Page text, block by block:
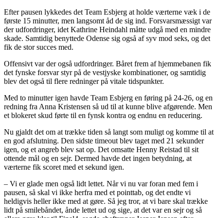
Efter pausen lykkedes det Team Esbjerg at holde værterne væk i de
første 15 minutter, men langsomt åd de sig ind. Forsvarsmæssigt var
der udfordringer, idet Kathrine Heindahl måtte udgå med en mindre
skade. Samtidig benyttede Odense sig også af syv mod seks, og det
fik de stor succes med.
Offensivt var der også udfordringer. Båret frem af hjemmebanen fik
det fynske forsvar styr på de vestjyske kombinationer, og samtidig
blev det også til flere redninger på vitale tidspunkter.
Med to minutter igen havde Team Esbjerg en føring på 24-26, og en
redning fra Anna Kristensen så ud til at kunne blive afgørende. Men
et blokeret skud førte til en fynsk kontra og endnu en reducering.
Nu gjaldt det om at trække tiden så langt som muligt og komme til at
en god afslutning. Den sidste timeout blev taget med 21 sekunder
igen, og et angreb blev sat op. Det omsatte Henny Reistad til sit
ottende mål og en sejr. Dermed havde det ingen betydning, at
værterne fik scoret med et sekund igen.
– Vi er glade men også lidt lettet. Når vi nu var foran med fem i
pausen, så skal vi ikke herfra med et pointtab, og det endte vi
heldigvis heller ikke med at gøre. Så jeg tror, at vi bare skal trække
lidt på smilebåndet, ånde lettet ud og sige, at det var en sejr og så